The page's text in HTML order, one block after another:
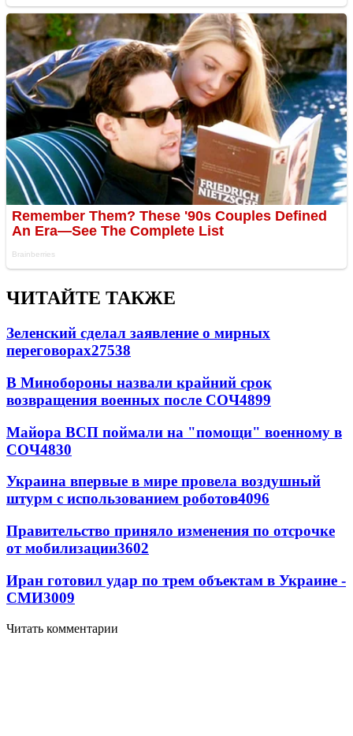
ЧИТАЙТЕ ТАКЖЕ
Зеленский сделал заявление о мирных
переговорах27538
В Минобороны назвали крайний срок
возвращения военных после СОЧ4899
Майора ВСП поймали на "помощи" военному в
СОЧ4830
Украина впервые в мире провела воздушный
штурм с использованием роботов4096
Правительство приняло изменения по отсрочке
от мобилизации3602
Иран готовил удар по трем объектам в Украине -
СМИ3009
Читать комментарии